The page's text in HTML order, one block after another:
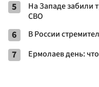
5
На Западе забили
СВО
6 В России
7 Ермолаев день: